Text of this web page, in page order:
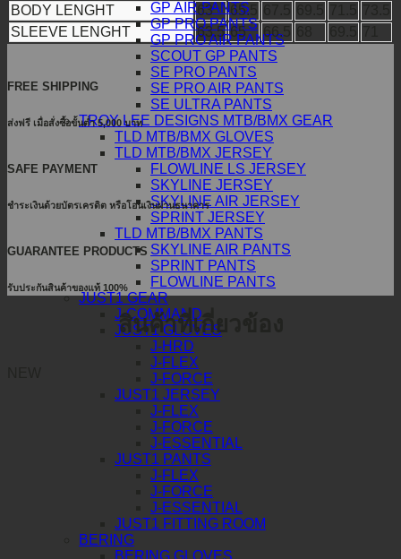
GP AIR PANTS
GP PRO PANTS
GP PRO AIR PANTS
SCOUT GP PANTS
SE PRO PANTS
SE PRO AIR PANTS
SE ULTRA PANTS
TROY LEE DESIGNS MTB/BMX GEAR
TLD MTB/BMX GLOVES
TLD MTB/BMX JERSEY
FLOWLINE LS JERSEY
SKYLINE JERSEY
SKYLINE AIR JERSEY
SPRINT JERSEY
TLD MTB/BMX PANTS
SKYLINE AIR PANTS
SPRINT PANTS
FLOWLINE PANTS
JUST1 GEAR
J-COMMAND
JUST1 GLOVES
J-HRD
J-FLEX
J-FORCE
JUST1 JERSEY
J-FLEX
J-FORCE
J-ESSENTIAL
JUST1 PANTS
J-FLEX
J-FORCE
J-ESSENTIAL
JUST1 FITTING ROOM
BERING
BERING GLOVES
BODY LENGHT
63 65.5
SLEEVE LENGHT
63.5 65 66.5
FREE SHIPPING
ส่งฟรี เมื่อสั่งซื้อขั้นต่ำ 5,000 บาท
SAFE PAYMENT
ชำระเงินด้วยบัตรเครดิต หรือโอนเงินผ่านธนาคาร
GUARANTEE PRODUCTS
รับประกันสินค้าของแท้ 100%
สินค้าที่เกี่ยวข้อง